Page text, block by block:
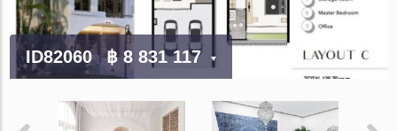
ID82060 ฿ 8 831 117